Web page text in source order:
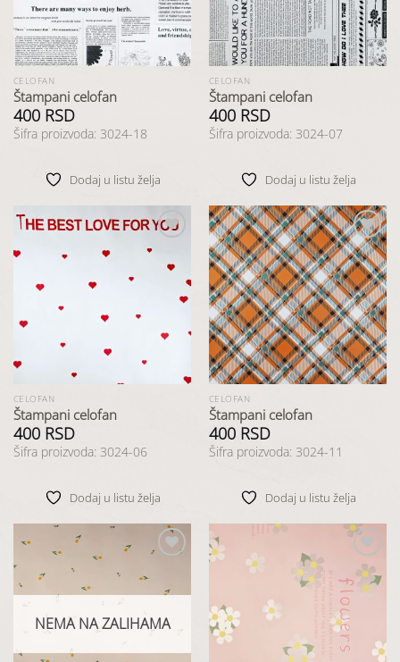
CELOFAN
Štampani celofan
400 RSD
Šifra proizvoda: 3024-18
Dodaj u listu želja
CELOFAN
Štampani celofan
400 RSD
Šifra proizvoda: 3024-07
Dodaj u listu želja
želja
CELOFAN
Štampani celofan
400 RSD
Šifra proizvoda: 3024-06
Dodaj u listu želja
Dodaj
u listu
želja
CELOFAN
Štampani celofan
400 RSD
Šifra proizvoda: 3024-11
Dodaj u listu želja
Dodaj
NEMA NA ZALIHAMA
Dodaj